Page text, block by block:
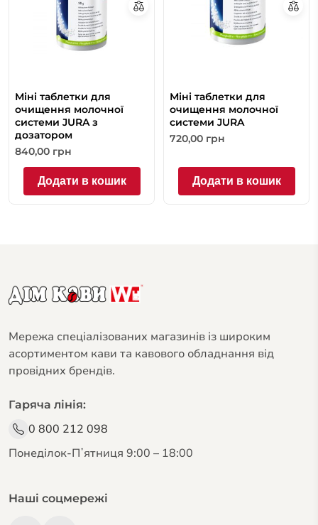
Міні таблетки для
очищення молочної
системи JURA з
дозатором
840,00 грн
Додати в кошик
Міні таблетки для
очищення молочної
системи JURA
720,00 грн
Додати в кошик
Мережа спеціалізованих магазинів із широким
асортиментом кави та кавового обладнання від
провідних брендів.
Гаряча лінія:
0 800 212 098
Понеділок-Пʼятниця 9:00 – 18:00
Наші соцмережі